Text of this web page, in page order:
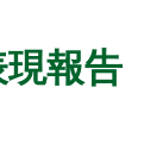
報告